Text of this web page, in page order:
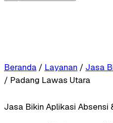
Beranda / Layanan / Jasa
/ Padang Lawas Utara
Jasa Bikin Aplikasi Absensi